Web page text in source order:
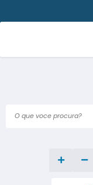
O que voce procura?